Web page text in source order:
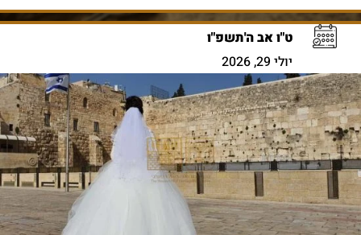
ט"ו אב ה'תשפ"ו
יולי 29, 2026